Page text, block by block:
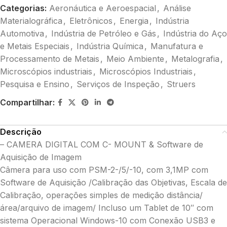
Categorias: Aeronáutica e Aeroespacial , Análise
Materialográfica , Eletrônicos , Energia , Indústria
Automotiva , Indústria de Petróleo e Gás , Indústria do Aço
e Metais Especiais , Indústria Química , Manufatura e
Processamento de Metais , Meio Ambiente , Metalografia ,
Microscópios industriais , Microscópios Industriais ,
Pesquisa e Ensino , Serviços de Inspeção , Struers
Compartilhar:
Descrição
– CAMERA DIGITAL COM C- MOUNT & Software de
Aquisição de Imagem
Câmera para uso com PSM-2-/5/-10, com 3,1MP com
Software de Aquisição /Calibração das Objetivas, Escala de
Calibração, operações simples de medição distância/
área/arquivo de imagem/ Incluso um Tablet de 10″ com
sistema Operacional Windows-10 com Conexão USB3 e